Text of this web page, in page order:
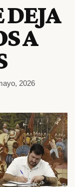
DEJA
A
2026